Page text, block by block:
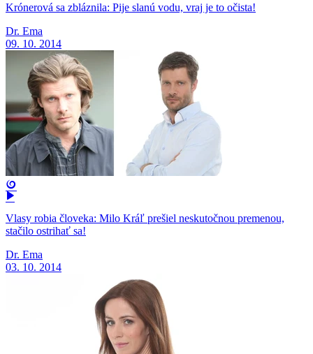
Krónerová sa zbláznila: Pije slanú vodu, vraj je to očista!
Dr. Ema
09. 10. 2014
Vlasy robia človeka: Milo Kráľ prešiel neskutočnou premenou,
stačilo ostrihať sa!
Dr. Ema
03. 10. 2014